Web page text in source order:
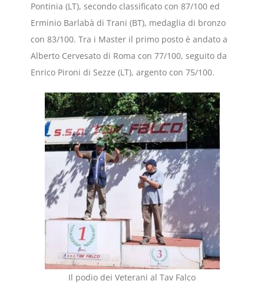
Pontinia (LT), secondo classificato con 87/100 ed
Erminio Barlabà di Trani (BT), medaglia di bronzo
con 83/100. Tra i Master il primo posto è andato a
Alberto Cervesato di Roma con 77/100, seguito da
Enrico Pironi di Sezze (LT), argento con 75/100.
Il podio dei Veterani al Tav Falco